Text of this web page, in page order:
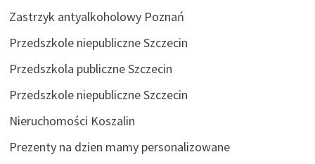
Zastrzyk antyalkoholowy Poznań
Przedszkole niepubliczne Szczecin
Przedszkola publiczne Szczecin
Przedszkole niepubliczne Szczecin
Nieruchomości Koszalin
Prezenty na dzien mamy personalizowane